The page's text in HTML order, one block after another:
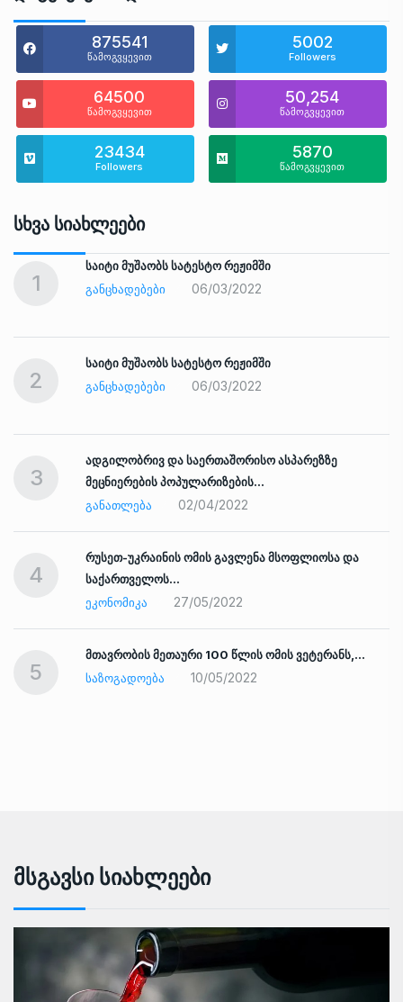
875541
წამოგვყევით
5002
Followers
64500
წამოგვყევით
50,254
წამოგვყევით
23434
Followers
5870
წამოგვყევით
Სხვა Სიახლეები
1
საიტი მუშაობს სატესტო რეჟიმში
ᲒᲐᲜᲪᲮᲐᲓᲔᲑᲔᲑᲘ
06/03/2022
2
საიტი მუშაობს სატესტო რეჟიმში
ᲒᲐᲜᲪᲮᲐᲓᲔᲑᲔᲑᲘ
06/03/2022
3
ადგილობრივ და საერთაშორისო ასპარეზზე
მეცნიერების პოპულარიზების…
ᲒᲐᲜᲐᲗᲚᲔᲑᲐ
02/04/2022
4
რუსეთ-უკრაინის ომის გავლენა მსოფლიოსა და
საქართველოს…
ᲔᲙᲝᲜᲝᲛᲘᲙᲐ
27/05/2022
5
მთავრობის მეთაური 100 წლის ომის ვეტერანს,…
ᲡᲐᲖᲝᲒᲐᲓᲝᲔᲑᲐ
10/05/2022
Მსგავსი Სიახლეები